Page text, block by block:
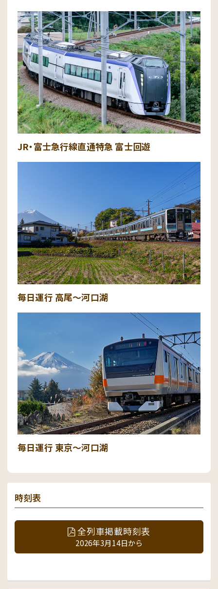
JR・富士急行線直通特急 富士回遊
毎日運行 高尾～河口湖
毎日運行 東京～河口湖
時刻表
全列車掲載時刻表
2026年3月14日から